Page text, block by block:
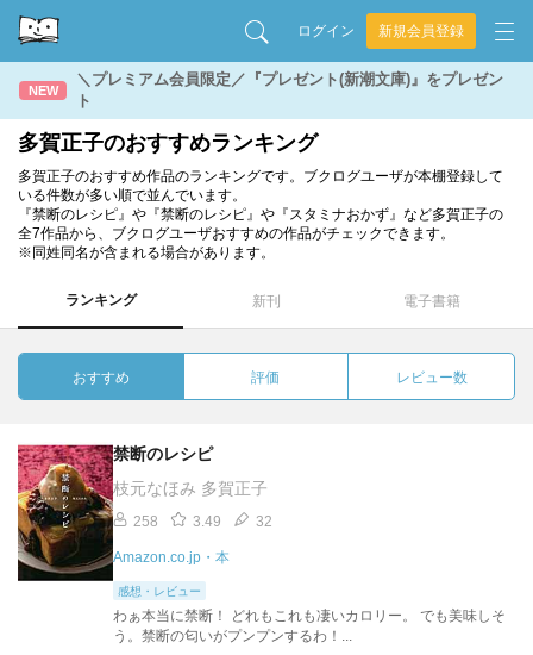
ログイン 新規会員登録
NEW
＼プレミアム会員限定／『プレゼント(新潮文庫)』をプレゼン
ト
多賀正子のおすすめランキング
多賀正子のおすすめ作品のランキングです。ブクログユーザが本棚登録して
いる件数が多い順で並んでいます。
『禁断のレシピ』や『禁断のレシピ』や『スタミナおかず』など多賀正子の
全7作品から、ブクログユーザおすすめの作品がチェックできます。
※同姓同名が含まれる場合があります。
ランキング 新刊 電子書籍
おすすめ 評価 レビュー数
禁断のレシピ
枝元なほみ 多賀正子
258 3.49 32
Amazon.co.jp・本
感想・レビュー
わぁ本当に禁断！ どれもこれも凄いカロリー。 でも美味しそ
う。禁断の匂いがプンプンするわ！...